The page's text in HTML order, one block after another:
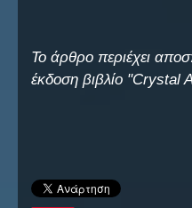
Το άρθρο περιέχει
έκδοση βιβλίο "Crystal